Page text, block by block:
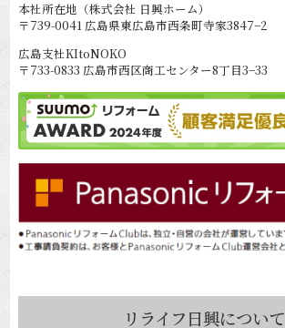
本社所在地（株式会社 日興ホーム）
〒739-0041 広島県東広島市西条町寺家3847−2
広島支社KItoNOKO
〒733-0833 広島市西区商工センター8丁目3−33
リライフ日興について